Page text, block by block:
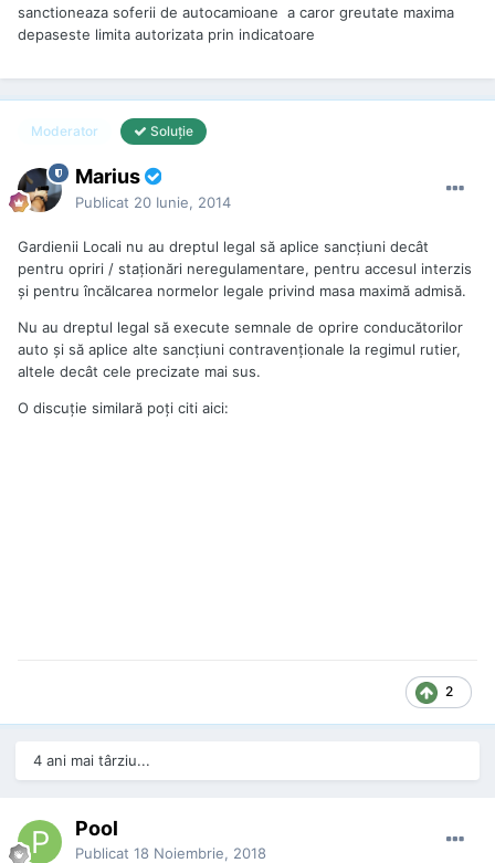
sanctioneaza soferii de autocamioane a caror greutate maxima
depaseste limita autorizata prin indicatoare
Moderator Soluţie
Marius
Publicat 20 Iunie, 2014
Gardienii Locali nu au dreptul legal să aplice sancţiuni decât
pentru opriri / staţionări neregulamentare, pentru accesul interzis
şi pentru încălcarea normelor legale privind masa maximă admisă.
Nu au dreptul legal să execute semnale de oprire conducătorilor
auto şi să aplice alte sancţiuni contravenţionale la regimul rutier,
altele decât cele precizate mai sus.
O discuţie similară poţi citi aici:
2
4 ani mai târziu...
Pool
Publicat 18 Noiembrie, 2018